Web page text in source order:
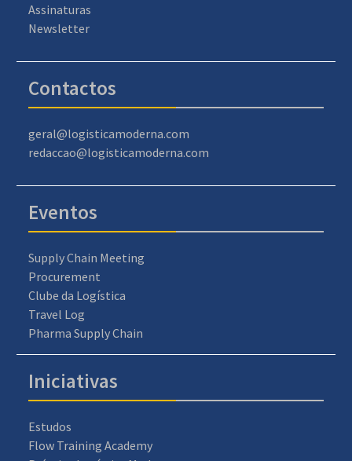
Assinaturas
Newsletter
Contactos
geral@logisticamoderna.com
redaccao@logisticamoderna.com
Eventos
Supply Chain Meeting
Procurement
Clube da Logística
Travel Log
Pharma Supply Chain
Iniciativas
Estudos
Flow Training Academy